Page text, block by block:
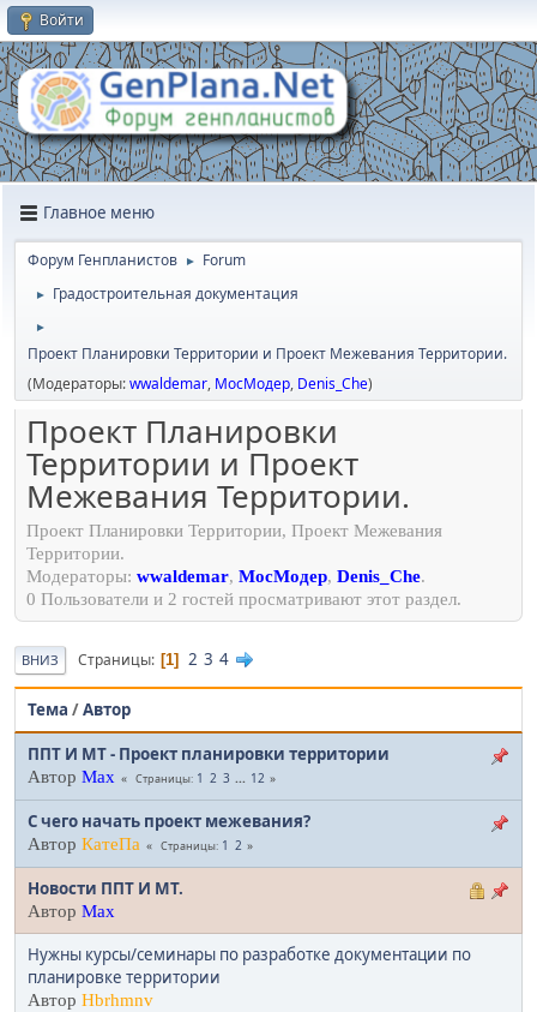
Войти
Главное меню
Форум Генпланистов ► Forum
► Градостроительная документация
►
Проект Планировки Территории и Проект Межевания Территории.
(Модераторы:wwaldemar, МосМодер, Denis_Che)
Проект Планировки
Территории и Проект
Межевания Территории.
Проект Планировки Территории, Проект Межевания
Территории.
Модераторы: wwaldemar, МосМодер, Denis_Che.
0 Пользователи и 2 гостей просматривают этот раздел.
ВНИЗ Страницы 1 2 3 4
Тема /Автор
ППТ И МТ - Проект планировки территории
Автор Max Страницы 1 2 3 ... 12
С чего начать проект межевания?
Автор КатеПа Страницы 1 2
Новости ППТ И МТ.
Автор Max
Нужны курсы/семинары по разработке документации по
планировке территории
Автор Hbrhmnv